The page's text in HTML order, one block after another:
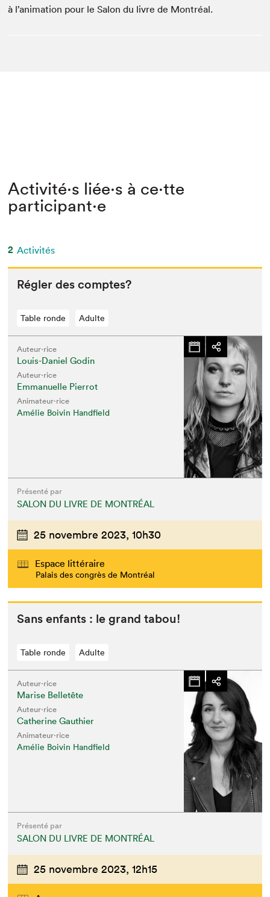
à l’an­i­ma­tion pour le Salon du livre de Montréal.
Activité⋅s liée⋅s à ce⋅tte
participant⋅e
2 Activités
Régler des comptes?
Table ronde Adulte
Auteur·rice
Louis-Daniel Godin
Auteur·rice
Emmanuelle Pierrot
Animateur⋅rice
Amélie Boivin Handfield
Présenté par
SALON DU LIVRE DE MONTRÉAL
25 novembre 2023, 10h30
Espace littéraire
Palais des congrès de Montréal
Sans enfants : le grand tabou!
Table ronde Adulte
Auteur·rice
Marise Belletête
Auteur·rice
Catherine Gauthier
Animateur⋅rice
Amélie Boivin Handfield
Présenté par
SALON DU LIVRE DE MONTRÉAL
25 novembre 2023, 12h15